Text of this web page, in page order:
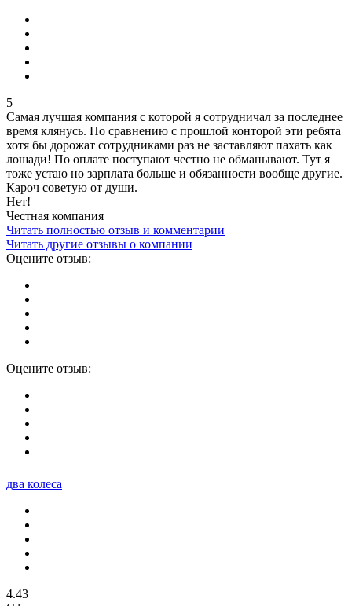
5
Самая лучшая компания с которой я сотрудничал за последнее
время клянусь. По сравнению с прошлой конторой эти ребята
хотя бы дорожат сотрудниками раз не заставляют пахать как
лошади! По оплате поступают честно не обманывают. Тут я
тоже устаю но зарплата больше и обязанности вообще другие.
Кароч советую от души.
Нет!
Честная компания
Читать полностью отзыв и комментарии
Читать другие отзывы о компании
Оцените отзыв:
Оцените отзыв:
два колеса
4.43